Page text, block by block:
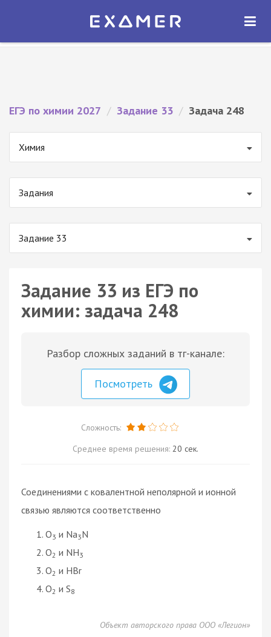
Экзамер — ЕГЭ 2027
ОТКРЫТЬ
ЕГЭ по химии 2027 / Задание 33 / Задача 248
Химия
Задания
Задание 33
Задание 33 из ЕГЭ по
химии: задача 248
Разбор сложных заданий в тг-канале:
Посмотреть
Сложность:
Среднее время решения: 20 сек.
Соединениями с ковалентной неполярной и ионной
связью являются соответственно
O3 и Na3N
O2 и NH3
O2 и HBr
O2 и S8
Объект авторского права ООО «Легион»